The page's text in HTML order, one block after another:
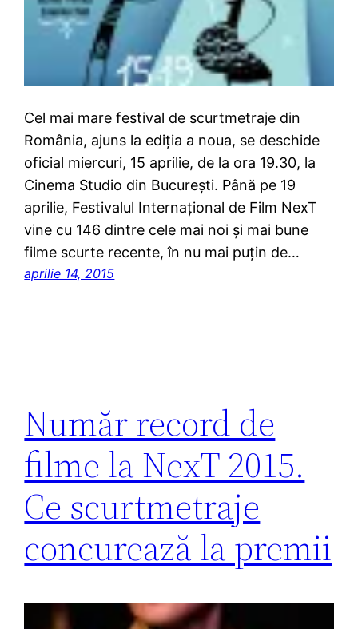
Cel mai mare festival de scurtmetraje din
România, ajuns la ediția a noua, se deschide
oficial miercuri, 15 aprilie, de la ora 19.30, la
Cinema Studio din București. Până pe 19
aprilie, Festivalul Internațional de Film NexT
vine cu 146 dintre cele mai noi și mai bune
filme scurte recente, în nu mai puțin de…
aprilie 14, 2015
Număr record de
filme la NexT 2015.
Ce scurtmetraje
concurează la premii